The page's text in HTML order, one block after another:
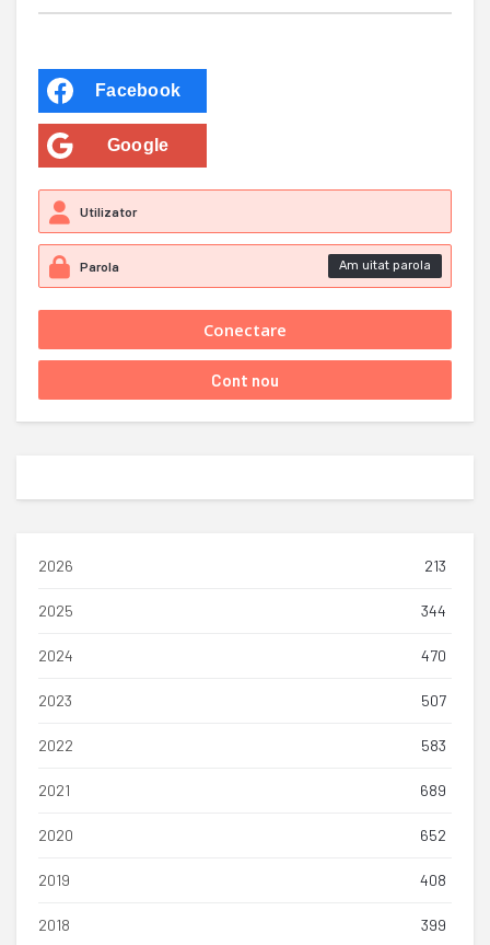
Facebook
Google
Am uitat parola
2026 213
2025 344
2024 470
2023 507
2022 583
2021 689
2020 652
2019 408
2018 399